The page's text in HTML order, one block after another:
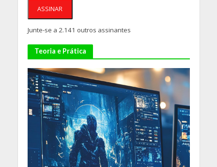
ASSINAR
Junte-se a 2.141 outros assinantes
Teoria e Prática